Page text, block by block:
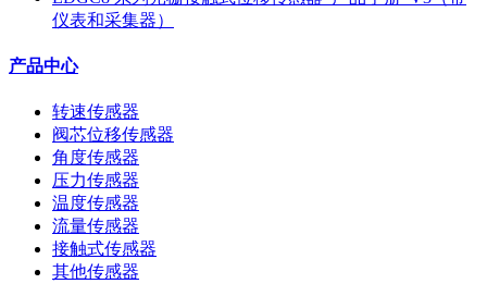
仪表和采集器）
产品中心
转速传感器
阀芯位移传感器
角度传感器
压力传感器
温度传感器
流量传感器
接触式传感器
其他传感器